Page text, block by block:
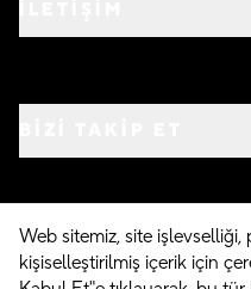
©2026
Web sitemiz, site işlevselliği,
kişiselleştirilmiş içerik için